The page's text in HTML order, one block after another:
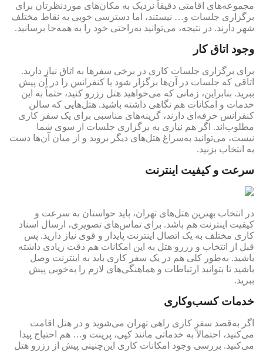
مجموعه‌های اقامتی دقیقاً نزدیک به مکان‌های موردنظرتان برای
برگزاری جلسات و… نیستند، اما دسترسی خوبی به نقاط مختلف
شهر دارند. در نتیجه، می‌توانید به‌راحتی خود را به همه‌جا برسانید.
وجود اتاق کار
برای برگزاری جلسات کاری در برخی سفرها به اتاق نیاز دارید.
اتاقی که جلسات در آن‌ها برگزار شود یا کنفرانس را در آن پیش
ببرید. بنابراین، زمانی که می‌خواهید هتل رزرو کنید، حتماً به این
خدمات و امکانات هم نگاهی داشته باشید. هتل‌هایی که سالن
کنفرانس حرفه‌ای دارند، گزینه‌های مناسبی برای یک سفر کاری
مطلوب‌اند. اگر هم نیازی به برگزاری جلسات از سوی شما
نیست، می‌توانید به‌سراغ هتل‌های دیگر بروید و از میان آن‌ها دست
به انتخاب بزنید.
سرعت و کیفیت اینترنت
در انتخاب بهترین هتل‌های تهران، باید حواستان به سرعت و
کیفیت اینترنت هم باشد. برای تماس‌های تصویری، ارسال اسناد
کاری مختلف به یک اتصال اینترنت پایدار و قوی نیاز دارید. پس
قبل از انتخاب و رزرو هتل به این امکانات هم دقت زیادی داشته
باشید. به‌طور کلی هم در یک سفر کاری باید به اینترنت وصل
باشید تا بتوانید ارتباطات و هماهنگی‌های لازم را به‌خوبی پیش
ببرید.
خدمات کسب‌وکاری
اگر به‌قصد سفر کاری راهی تهران می‌شوید و در هتل اقامت
می‌کنید، احتمالاً به خدماتی مانند کپی، پرینت و… هم احتیاج پیدا
می‌کنید. بررسی وجود امکانات کاری این‌چنینی پیش از رزرو هتل